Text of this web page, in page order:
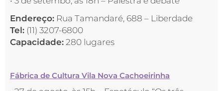
Endereço: Rua Tamandaré, 688 – Liberdade
Tel: (11) 3207-6800
Capacidade: 280 lugares
Fábrica de Cultura Vila Nova Cachoeirinha